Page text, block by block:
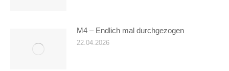
M4 – Endlich mal durchgezogen
22.04.2026